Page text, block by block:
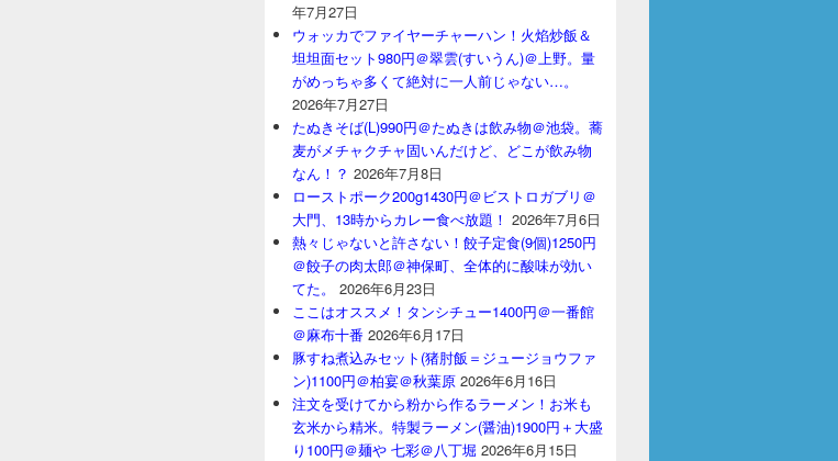
年7月27日
ウォッカでファイヤーチャーハン！火焰炒飯＆
坦坦面セット980円＠翠雲(すいうん)＠上野。量
がめっちゃ多くて絶対に一人前じゃない…。
2026年7月27日
たぬきそば(L)990円＠たぬきは飲み物＠池袋。蕎
麦がメチャクチャ固いんだけど、どこが飲み物
なん！？ 2026年7月8日
ローストポーク200g1430円＠ビストロガブリ＠
大門、13時からカレー食べ放題！ 2026年7月6日
熱々じゃないと許さない！餃子定食(9個)1250円
＠餃子の肉太郎＠神保町、全体的に酸味が効い
てた。
2026年6月23日
ここはオススメ！タンシチュー1400円＠一番館
＠麻布十番 2026年6月17日
豚すね煮込みセット(猪肘飯＝ジュージョウファ
ン)1100円＠柏宴＠秋葉原 2026年6月16日
注文を受けてから粉から作るラーメン！お米も
玄米から精米。特製ラーメン(醤油)1900円＋大盛
り100円＠麺や 七彩＠八丁堀 2026年6月15日